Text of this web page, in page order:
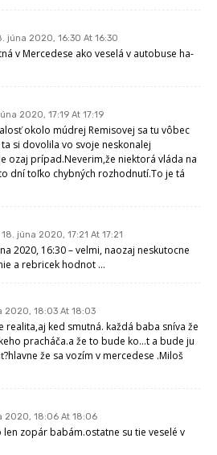
júna 2020, 16:30 At 16:30
v Mercedese ako veselá v autobuse ha-
2020, 17:19 At 17:19
okolo múdrej Remisovej sa tu vôbec
si dovolila vo svoje neskonalej
ozaj prípad.Neverim,že niektorá vláda na
dní toľko chybných rozhodnutí.To je tá
18. júna 2020, 17:21 At 17:21
2020, 16:30 – velmi, naozaj neskutocne
a rebricek hodnot …
2020, 18:03 At 18:03
realita,aj ked smutná. každá baba sníva že
pracháča.a že to bude ko…t a bude ju
že sa vozím v mercedese .Miloš
2020, 18:06 At 18:06
zopár babám.ostatne su tie veselé v